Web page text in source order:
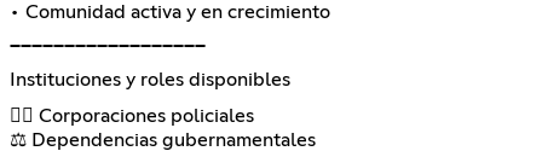
• Comunidad activa y en crecimiento
━━━━━━━━━━━━━━━━━━
Instituciones y roles disponibles
👮‍♂️ Corporaciones policiales
⚖️ Dependencias gubernamentales